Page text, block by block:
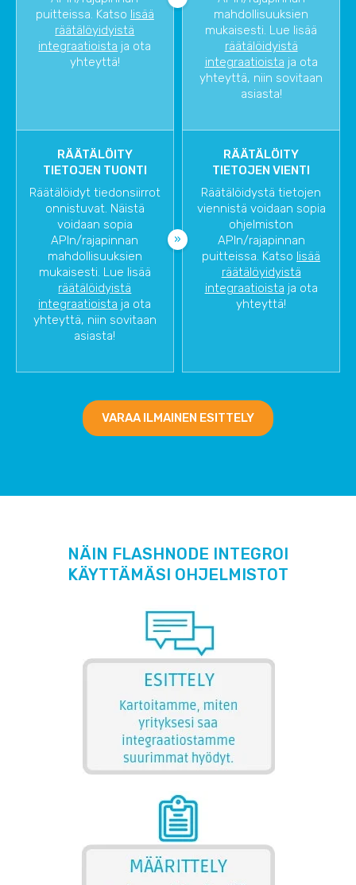
puitteissa. Katso lisää
räätälöyidyistä
integraatioista ja ota
yhteyttä!
mahdollisuuksien
mukaisesti. Lue lisää
räätälöidyistä
integraatioista ja ota
yhteyttä, niin sovitaan
asiasta!
RÄÄTÄLÖITY
TIETOJEN TUONTI
Räätälöidyt tiedonsiirrot
onnistuvat. Näistä
voidaan sopia
APIn/rajapinnan
mahdollisuuksien
mukaisesti. Lue lisää
räätälöidyistä
integraatioista ja ota
yhteyttä, niin sovitaan
asiasta!
RÄÄTÄLÖITY
TIETOJEN VIENTI
Räätälöidystä tietojen
viennistä voidaan sopia
ohjelmiston
APIn/rajapinnan
puitteissa. Katso lisää
räätälöyidyistä
integraatioista ja ota
yhteyttä!
VARAA ILMAINEN ESITTELY
NÄIN FLASHNODE INTEGROI
KÄYTTÄMÄSI OHJELMISTOT